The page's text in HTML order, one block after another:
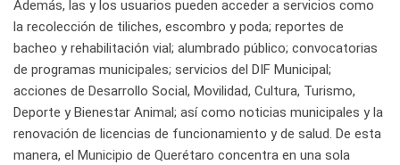
Además, las y los usuarios pueden acceder a servicios como
la recolección de tiliches, escombro y poda; reportes de
bacheo y rehabilitación vial; alumbrado público; convocatorias
de programas municipales; servicios del DIF Municipal;
acciones de Desarrollo Social, Movilidad, Cultura, Turismo,
Deporte y Bienestar Animal; así como noticias municipales y la
renovación de licencias de funcionamiento y de salud. De esta
manera, el Municipio de Querétaro concentra en una sola